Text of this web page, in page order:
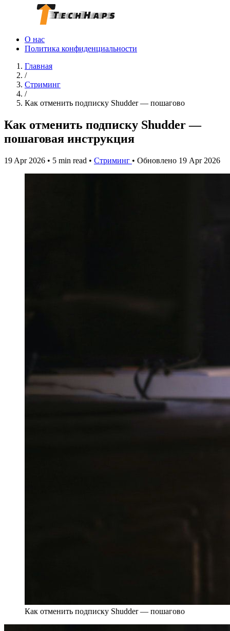
О нас
Политика конфиденциальности
Главная
/
Стриминг
/
Как отменить подписку Shudder — пошагово
Как отменить подписку Shudder —
пошаговая инструкция
19 Apr 2026 • 5 min read • Стриминг • Обновлено 19 Apr 2026
Как отменить подписку Shudder — пошагово